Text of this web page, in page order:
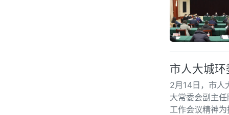
市人大城
2月14日，市人
大常委会副主
工作会议精神为